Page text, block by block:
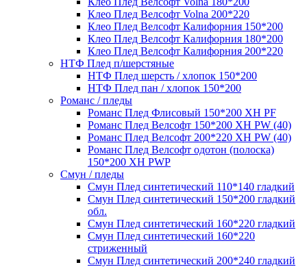
Клео Плед Велсофт Volna 200*220
Клео Плед Велсофт Калифорния 150*200
Клео Плед Велсофт Калифорния 180*200
Клео Плед Велсофт Калифорния 200*220
НТФ Плед п/шерстяные
НТФ Плед шерсть / хлопок 150*200
НТФ Плед пан / хлопок 150*200
Романс / пледы
Романс Плед Флисовый 150*200 XH PF
Романс Плед Велсофт 150*200 XH PW (40)
Романс Плед Велсофт 200*220 XH PW (40)
Романс Плед Велсофт одотон (полоска)
150*200 XH PWP
Смун / пледы
Смун Плед синтетический 110*140 гладкий
Смун Плед синтетический 150*200 гладкий
обл.
Смун Плед синтетический 160*220 гладкий
Смун Плед синтетический 160*220
стриженный
Смун Плед синтетический 200*240 гладкий